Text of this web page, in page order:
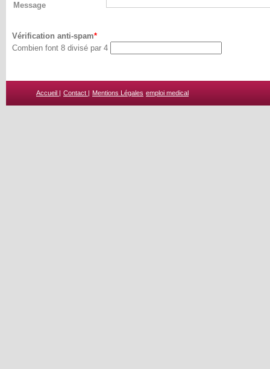
Message
Vérification anti-spam
Combien font 8 divisé par 4
Accueil | Contact | Mentions Légales emploi medical